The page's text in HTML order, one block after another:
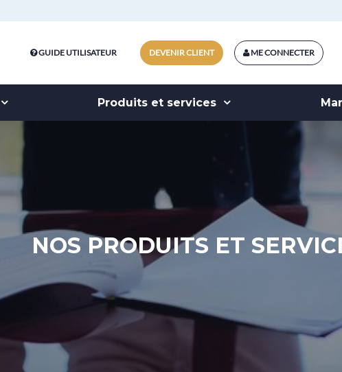
ME CONNECTER
DEVENIR CLIENT
GUIDE UTILISATEUR
Produits et services
NOS PRODUITS ET